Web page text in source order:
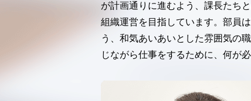
が計画通りに進むよう、課長たち
組織運営を目指しています。部員
う、和気あいあいとした雰囲気の
じながら仕事をするために、何が